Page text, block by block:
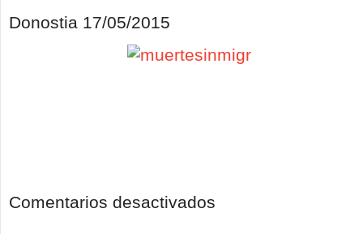
Donostia 17/05/2015
Comentarios desactivados